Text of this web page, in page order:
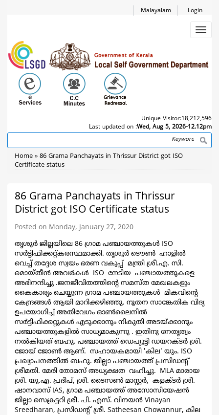
Login
Malayalam
Unique Visitor:18,212,596
Last updated on :Wed, Aug 5, 2026-12.12pm
Search
Breadcrumb
Home
86 Grama Panchayats in Thrissur District got ISO
Certificate status
86 Grama Panchayats in Thrissur
District got ISO Certificate status
Posted on Monday, January 27, 2020
തൃശൂർ ജില്ലയിലെ 86 ഗ്രാമ പഞ്ചായത്തുകൾ ISO
സർട്ടിഫിക്കറ്റ്കരസ്ഥമാക്കി. തൃശൂർ ടൌൺ ഹാളിൽ
വെച്ച് തദ്ദേശ സ്വയം ഭരണ വകുപ്പ് മന്ത്രി ശ്രീ.എ. സി.
മൊയ്‌തീൻ അവർകൾ ISO നേടിയ പഞ്ചായത്തുകളെ
അഭിനന്ദിച്ചു .ജനജീവിതത്തിന്റെ സമസ്ത മേഖലകളും
കൈകാര്യം ചെയ്യുന്ന ഗ്രാമ പഞ്ചായത്തുകൾ മികവിന്റെ
കേന്ദ്രങ്ങൾ ആയി മാറിക്കഴിഞ്ഞു. നൂതന സാങ്കേതിക വിദ്യ
ഉപയോഗിച്ച് അതിവേഗം ഓൺലൈനിൽ
സർട്ടിഫിക്കറ്റുകൾ എടുക്കാനും നികുതി അടയ്ക്കാനും
പഞ്ചായത്തുകളിൽ സാധ്യമാകുന്നു . ഇതിനു നേതൃത്വം
നൽകിയത് ബഹു. പഞ്ചായത്ത്‌ ഡെപ്യൂട്ടി ഡയറക്ടർ ശ്രീ.
ജോയ് ജോൺ ആണ്. സഹായകമായി 'കില' യും. ISO
പ്രഖ്യാപനത്തിൽ ബഹു. ജില്ലാ പഞ്ചായത്ത്‌ പ്രസിഡന്റ്‌
ശ്രീമതി. മേരി തോമസ് അധ്യക്ഷത വഹിച്ചു. MLA മാരായ
ശ്രീ. യൂ.എ. പ്രദീപ്‌, ശ്രീ. ടൈസൺ മാസ്റ്റർ, കളക്ടർ ശ്രീ.
ഷാനവാസ്‌ IAS, ഗ്രാമ പഞ്ചായത്ത്‌ അസോസിയേഷൻ
ജില്ലാ സെക്രട്ടറി ശ്രീ. പി. എസ്. വിനയൻ Vinayan
Sreedharan, പ്രസിഡന്റ്‌ ശ്രീ. Satheesan Chowannur, കില